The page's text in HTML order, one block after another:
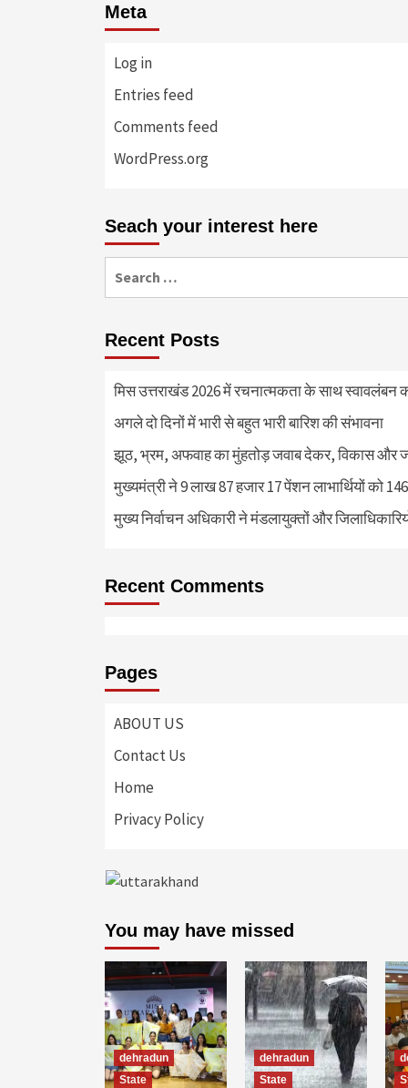
Meta
Log in
Entries feed
Comments feed
WordPress.org
Seach your interest here
for:
Recent Posts
मिस उत्तराखंड 2026 में रचनात्मकता के साथ स्वावलंबन
अगले दो दिनों में भारी से बहुत भारी बारिश की संभावना
झूठ, भ्रम, अफवाह का मुंहतोड़ जवाब देकर, विकास और
मुख्यमंत्री ने 9 लाख 87 हजार 17 पेंशन लाभार्थियों को
मुख्य निर्वाचन अधिकारी ने मंडलायुक्तों और
Recent Comments
Pages
ABOUT US
Contact Us
Home
Privacy Policy
You may have missed
dehradun
State
dehradun
State